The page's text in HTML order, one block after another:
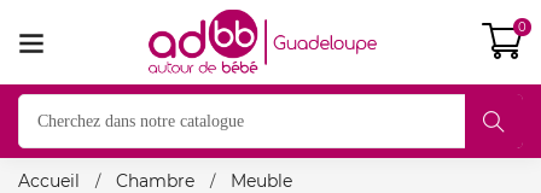
0
Accueil Chambre
Meuble